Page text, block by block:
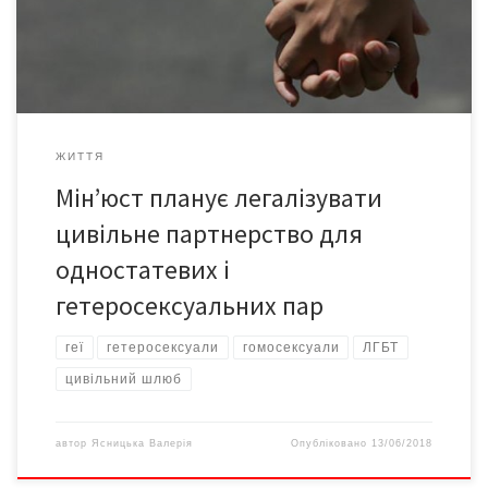
до правосуддя та правової обізнаності Мін’юсту,
повідомляє «Центр інформації про права людини». […]
ЖИТТЯ
Мін’юст планує легалізувати
цивільне партнерство для
одностатевих і
гетеросексуальних пар
геї гетеросексуали гомосексуали ЛГБТ
цивільний шлюб
автор Ясницька Валерія Опубліковано 13/06/2018